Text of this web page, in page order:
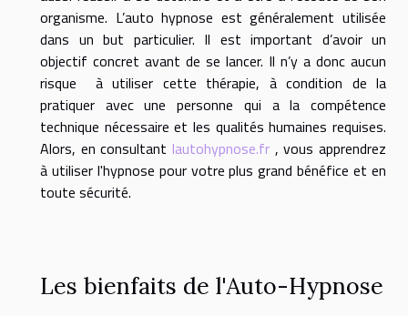
organisme. L’auto hypnose est généralement utilisée
dans un but particulier. Il est important d’avoir un
objectif concret avant de se lancer. Il n’y a donc aucun
risque à utiliser cette thérapie, à condition de la
pratiquer avec une personne qui a la compétence
technique nécessaire et les qualités humaines requises.
Alors, en consultant lautohypnose.fr , vous apprendrez
à utiliser l'hypnose pour votre plus grand bénéfice et en
toute sécurité.
Les bienfaits de l'Auto-Hypnose